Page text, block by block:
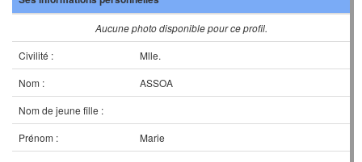
Aucune photo disponible pour ce profil.
Civilité :
Mlle.
Nom :
ASSOA
Nom de jeune fille :
Prénom :
Marie